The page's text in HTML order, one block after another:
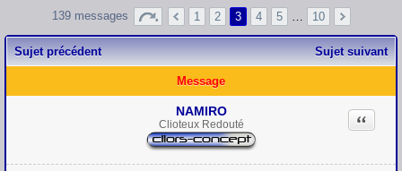
139 messages 1 2 3 4 5 10
Sujet précédent Sujet suivant
Message
NAMIRO
Clioteux Redouté Citation